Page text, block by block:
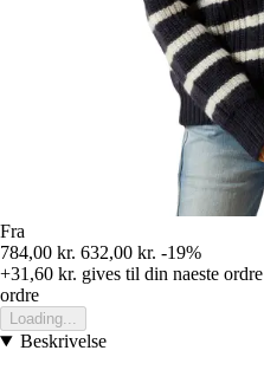
Fra
784,00 kr. 632,00 kr. -19%
+31,60 kr. gives til din naeste ordre
ordre
Loading...
Beskrivelse